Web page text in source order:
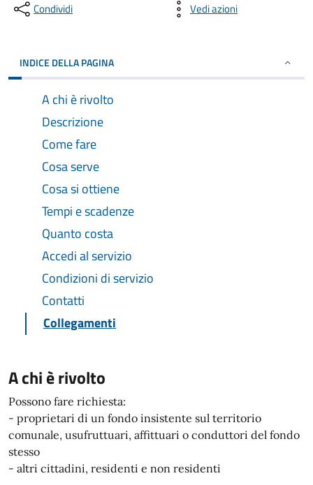
Condividi Vedi azioni
INDICE DELLA PAGINA
A chi è rivolto
Descrizione
Come fare
Cosa serve
Cosa si ottiene
Tempi e scadenze
Quanto costa
Accedi al servizio
Condizioni di servizio
Contatti
Collegamenti
A chi è rivolto
Possono fare richiesta:
- proprietari di un fondo insistente sul territorio
comunale, usufruttuari, affittuari o conduttori del fondo
stesso
- altri cittadini, residenti e non residenti